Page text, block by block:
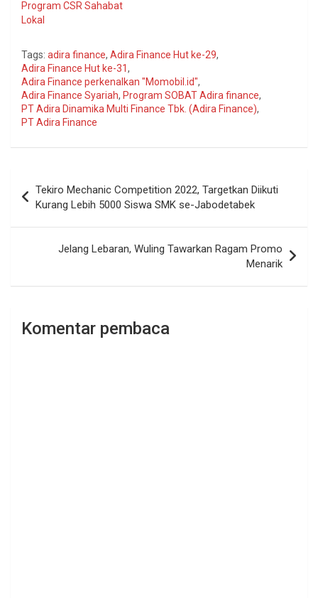
Program CSR Sahabat
Lokal
Tags: adira finance, Adira Finance Hut ke-29,
Adira Finance Hut ke-31,
Adira Finance perkenalkan "Momobil.id",
Adira Finance Syariah, Program SOBAT Adira finance,
PT Adira Dinamika Multi Finance Tbk. (Adira Finance),
PT Adira Finance
pos
Tekiro Mechanic Competition 2022, Targetkan Diikuti
Kurang Lebih 5000 Siswa SMK se-Jabodetabek
Jelang Lebaran, Wuling Tawarkan Ragam Promo
Menarik
Komentar pembaca